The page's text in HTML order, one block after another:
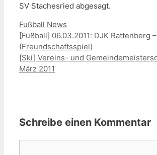
SV Stachesried abgesagt.
Kategorien
Fußball News
[Fußball] 06.03.2011: DJK Rattenberg
(Freundschaftsspiel)
[Ski] Vereins- und
März 2011
Schreibe einen Kommentar